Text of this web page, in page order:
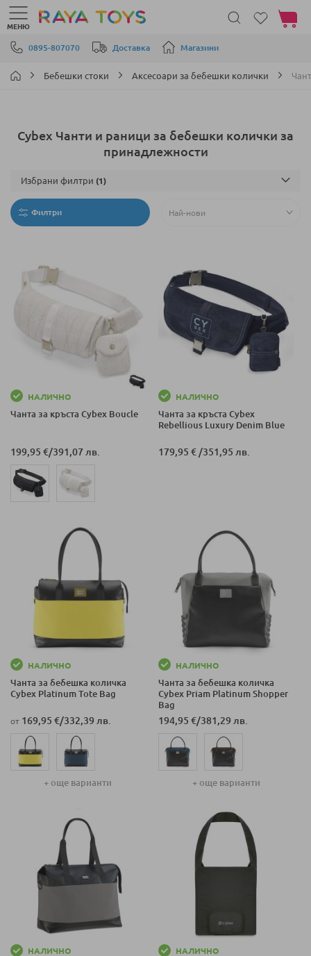
Прескачане към съдържанието
0895-807070 Доставка Магазини
МЕНЮ
Моята
Бебешки стоки Аксесоари за бебешки колички
Cybex Чанти и раници за бебешки колички за
принадлежности
Филтри
НАЛИЧНО
Чанта за кръста Cybex Boucle
199,95 €/391,07 лв.
НАЛИЧНО
Чанта за кръста Cybex
Rebellious Luxury Denim Blue
179,95 € /351,95 лв.
НАЛИЧНО
Чанта за бебешка количка
Cybex Platinum Tote Bag
от 169,95 €/332,39 лв.
+ още варианти
НАЛИЧНО
Чанта за бебешка количка
Cybex Priam Platinum Shopper
Bag
194,95 €/381,29 лв.
+ още варианти
НАЛИЧНО НАЛИЧНО
Избрани филтри